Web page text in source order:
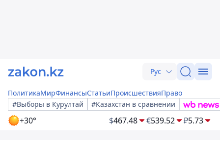
Рус
ПолитикаМирФинансыСтатьиПроисшествияПраво
#Выборы в Курултай
#Казахстан в сравнении
+30° $467.48 €539.52 ₽5.73